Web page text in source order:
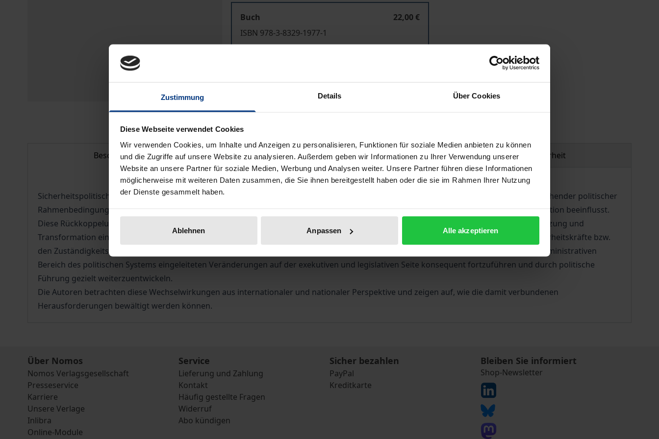
Zustimmung Details Über Cookies
Diese Webseite verwendet Cookies
Wir verwenden Cookies, um Inhalte und Anzeigen zu personalisieren, Funktionen für soziale Medien anbieten zu können
und die Zugriffe auf unsere Website zu analysieren. Außerdem geben wir Informationen zu Ihrer Verwendung unserer
Website an unsere Partner für soziale Medien, Werbung und Analysen weiter. Unsere Partner führen diese Informationen
möglicherweise mit weiteren Daten zusammen, die Sie ihnen bereitgestellt haben oder die sie im Rahmen Ihrer Nutzung
der Dienste gesammelt haben.
Ablehnen Anpassen Alle akzeptieren
Buch
22,00 €
ISBN 978-3-8329-1977-1
Beschreibung Bibliografische Angaben Produktsicherheit
Sicherheitspolitische Vernetzung und Transformation dienen dazu, politische Ziele zu erreichen und vollziehen sich daher innerhalb bestehender politischer
Rahmenbedingungen. Diese Zielsetzungen und Rahmenbedingungen werden jedoch ihrerseits durch die Vernetzung und die Transformation beeinflusst.
Diese Rückkoppelung wird zurzeit erst ansatzweise erkannt und diskutiert. Das ist problematisch, denn der Wirkungsgrad der mit Vernetzung und
Transformation einhergehenden Veränderungen beschränkt sich dadurch bislang vor allem auf die Ebene der einzelnen Streit- und Sicherheitskräfte bzw.
den Zuständigkeitsbereich einzelner Ressorts. Künftig wird es daher darauf ankommen, die durch Vernetzung und Transformation im administrativen
Bereich des politischen Systems eingeleiteten Veränderungen auf der exekutiven und legislativen Seite konsequent fortzuführen und durch politische
Führung gezielt weiterzuentwickeln.
Die Autoren betrachten diese Wechselwirkungen aus internationaler und nationaler Perspektive und zeigen auf, wie die damit verbundenen
Herausforderungen bewältigt werden können.
Über Nomos
Nomos Verlagsgesellschaft
Presseservice
Karriere
Unsere Verlage
Inlibra
Online-Module
Service
Lieferung und Zahlung
Kontakt
Häufig gestellte Fragen
Widerruf
Abo kündigen
Sicher bezahlen
PayPal
Kreditkarte
Bleiben Sie informiert
Shop-Newsletter